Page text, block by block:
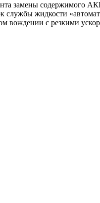
замены
службы жидкости
вождении с резкими